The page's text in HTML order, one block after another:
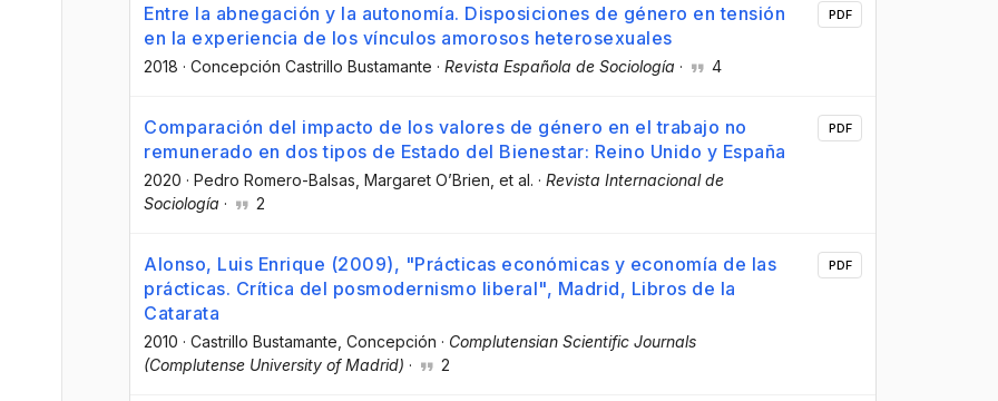
Entre la abnegación y la autonomía. Disposiciones de género en tensión
en la experiencia de los vínculos amorosos heterosexuales
2018 · Concepción Castrillo Bustamante · Revista Española de Sociología · 4
PDF
Comparación del impacto de los valores de género en el trabajo no
remunerado en dos tipos de Estado del Bienestar: Reino Unido y España
2020 · Pedro Romero-Balsas , Margaret O’Brien , et al. · Revista Internacional de
Sociología · 2
PDF
Alonso, Luis Enrique (2009), "Prácticas económicas y economía de las
prácticas. Crítica del posmodernismo liberal", Madrid, Libros de la
Catarata
2010 · Castrillo Bustamante, Concepción · Complutensian Scientific Journals
(Complutense University of Madrid) · 2
PDF